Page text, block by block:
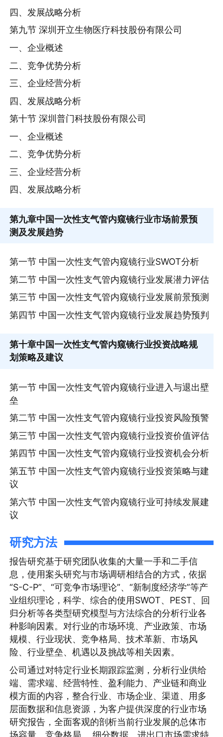
四、发展战略分析
第九节 深圳开立生物医疗科技股份有限公司
一、企业概述
二、竞争优势分析
三、企业经营分析
四、发展战略分析
第十节 深圳普门科技股份有限公司
一、企业概述
二、竞争优势分析
三、企业经营分析
四、发展战略分析
第九章中国一次性支气管内窥镜行业市场前景预
测及发展趋势
第一节 中国一次性支气管内窥镜行业SWOT分析
第二节 中国一次性支气管内窥镜行业发展潜力评估
第三节 中国一次性支气管内窥镜行业发展前景预测
第四节 中国一次性支气管内窥镜行业发展趋势预判
第十章中国一次性支气管内窥镜行业投资战略规
划策略及建议
第一节 中国一次性支气管内窥镜行业进入与退出壁
垒
第二节 中国一次性支气管内窥镜行业投资风险预警
第三节 中国一次性支气管内窥镜行业投资价值评估
第四节 中国一次性支气管内窥镜行业投资机会分析
第五节 中国一次性支气管内窥镜行业投资策略与建
议
第六节 中国一次性支气管内窥镜行业可持续发展建
议
研究方法
报告研究基于研究团队收集的大量一手和二手信
息，使用案头研究与市场调研相结合的方式，依据
“S-C-P”、“可竞争市场理论”、“新制度经济学”等产
业组织理论，科学、综合的使用SWOT、PEST、回
归分析等各类型研究模型与方法综合的分析行业各
种影响因素。对行业的市场环境、产业政策、市场
规模、行业现状、竞争格局、技术革新、市场风
险、行业壁垒、机遇以及挑战等相关因素。
公司通过对特定行业长期跟踪监测，分析行业供给
端、需求端、经营特性、盈利能力、产业链和商业
模方面的内容，整合行业、市场企业、渠道、用多
层面数据和信息资源，为客户提供深度的行业市场
研究报告，全面客观的剖析当前行业发展的总体市
场容量、竞争格局、 细分数据、进出口市场需求特